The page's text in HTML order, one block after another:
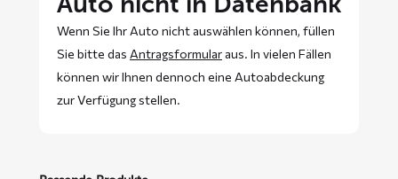
Wenn Sie Ihr Auto nicht auswählen können, füllen
Sie bitte das Antragsformular aus. In vielen Fällen
können wir Ihnen dennoch eine Autoabdeckung
zur Verfügung stellen.